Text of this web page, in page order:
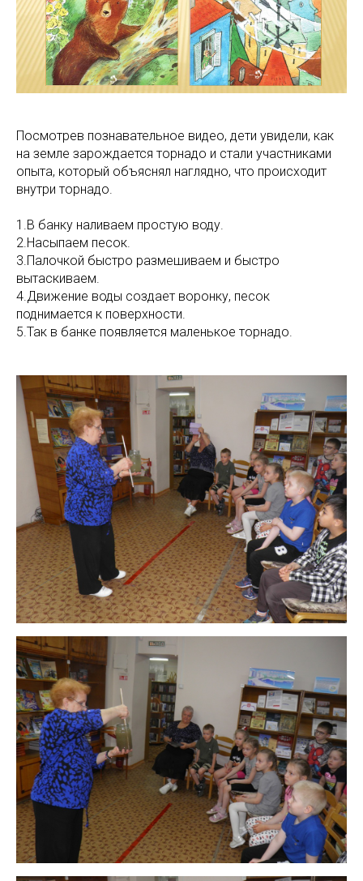
Посмотрев познавательное видео, дети увидели, как
на земле зарождается торнадо и стали участниками
опыта, который объяснял наглядно, что происходит
внутри торнадо.
1.В банку наливаем простую воду.
2.Насыпаем песок.
3.Палочкой быстро размешиваем и быстро
вытаскиваем.
4.Движение воды создает воронку, песок
поднимается к поверхности.
5.Так в банке появляется маленькое торнадо.